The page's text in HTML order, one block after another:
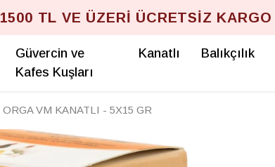
1500 TL VE ÜZERİ ÜCRETSİZ KARGO
Güvercin ve
Kafes Kuşları
Kanatlı Balıkçılık
ORGA VM KANATLI - 5X15 GR